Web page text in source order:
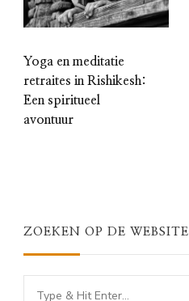
Yoga en meditatie
retraites in Rishikesh:
Een spiritueel
avontuur
ZOEKEN OP DE WEBSITE
Looking